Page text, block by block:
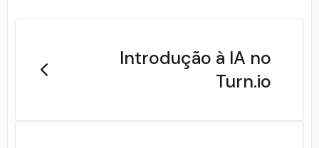
Introdução à IA no
Turn.io